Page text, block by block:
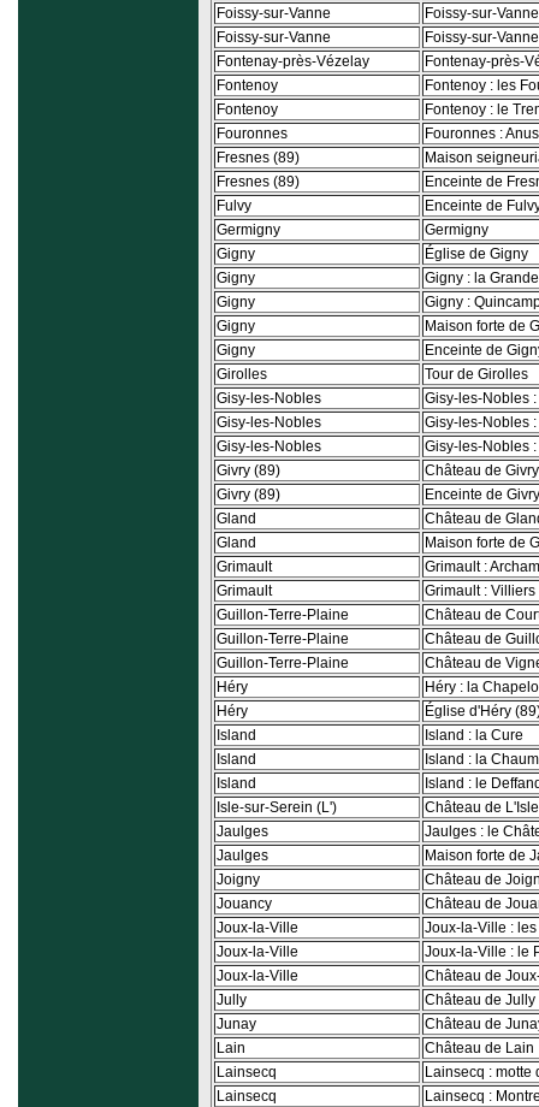
Foissy-sur-Vanne
Foissy-sur-
Foissy-sur-Vanne
Foissy-sur-Vanne
Fontenay-près-Vézelay
Fontenay-près-
Fontenoy
Fontenoy : les
Fontenoy
Fontenoy : le
Fouronnes
Fouronnes : Anus
Fresnes (89)
Maison
Fresnes (89)
Enceinte de
Fulvy
Enceinte de
Germigny
Germigny
Gigny
Église de Gigny
Gigny
Gigny : la
Gigny
Gigny :
Gigny
Maison forte de
Gigny
Enceinte de
Girolles
Tour de Girolles
Gisy-les-Nobles
Gisy-les-Nobles
Gisy-les-Nobles
Gisy-les-Nobles
Gisy-les-Nobles
Gisy-les-Nobles
Givry (89)
Château de
Givry (89)
Enceinte de Givry
Gland
Château de
Gland
Maison forte de
Grimault
Grimault :
Grimault
Grimault :
Guillon-Terre-Plaine
Château de
Guillon-Terre-Plaine
Château de
Guillon-Terre-Plaine
Château de
Héry
Héry : la
Héry
Église d'Héry
Island
Island : la Cure
Island
Island : la
Island
Island : le
Isle-sur-Serein (L')
Château de
Jaulges
Jaulges : le
Jaulges
Maison forte de
Joigny
Château de
Jouancy
Château de
Joux-la-Ville
Joux-la-Ville :
Joux-la-Ville
Joux-la-Ville : le
Joux-la-Ville
Château de
Jully
Château de Jully
Junay
Château de
Lain
Château de Lain
Lainsecq
Lainsecq : motte
Lainsecq
Lainsecq :